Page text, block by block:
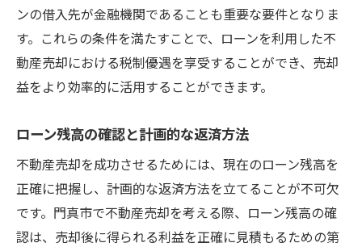
ンの借入先が金融機関であることも重要な要件となりま
す。これらの条件を満たすことで、ローンを利用した不
動産売却における税制優遇を享受することができ、売却
益をより効率的に活用することができます。
ローン残高の確認と計画的な返済方法
不動産売却を成功させるためには、現在のローン残高を
正確に把握し、計画的な返済方法を立てることが不可欠
です。門真市で不動産売却を考える際、ローン残高の確
認は、売却後に得られる利益を正確に見積もるための第